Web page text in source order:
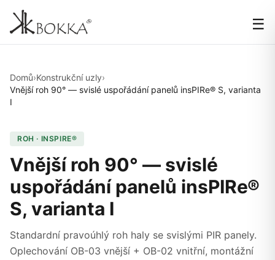
☰
Domů›Konstrukční uzly›
Vnější roh 90° — svislé uspořádání panelů insPIRe® S, varianta
I
ROH · INSPIRE®
Vnější roh 90° — svislé
uspořádání panelů insPIRe®
S, varianta I
Standardní pravoúhlý roh haly se svislými PIR panely.
Oplechování OB-03 vnější + OB-02 vnitřní, montážní